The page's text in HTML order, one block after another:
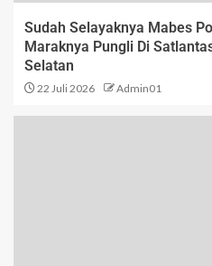
Sudah Selayaknya Mabes
Maraknya Pungli Di
Selatan
22 Juli 2026 Admin01